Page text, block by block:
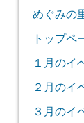
めぐみの
トップペ
１月のイ
２月のイ
３月のイ